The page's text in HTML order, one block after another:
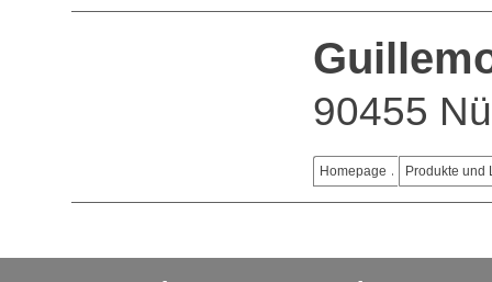
90455
Homepage Produkte und